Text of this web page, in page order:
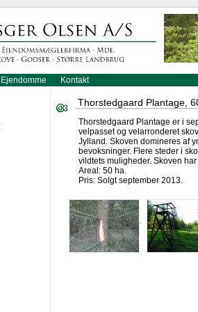
Ejendomme
Kontakt
Thorstedgaard Plantage,
Thorstedgaard Plantage er i
velpasset og velarronderet
Jylland. Skoven domineres af
bevoksninger. Flere steder i
vildtets muligheder. Skoven
Areal: 50 ha.
Pris: Solgt september 2013.